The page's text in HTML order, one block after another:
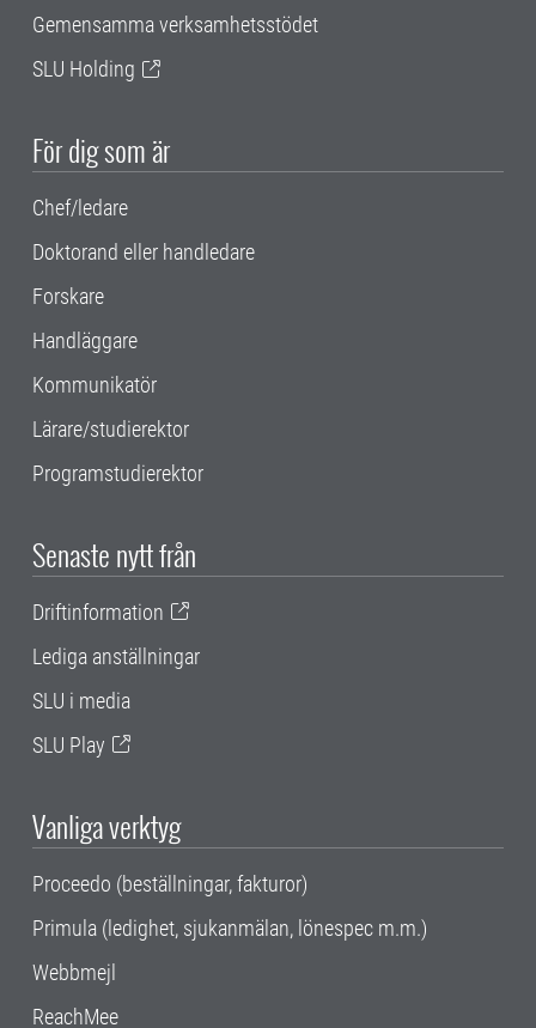
Gemensamma verksamhetsstödet
SLU Holding
För dig som är
Chef/ledare
Doktorand eller handledare
Forskare
Handläggare
Kommunikatör
Lärare/studierektor
Programstudierektor
Senaste nytt från
Driftinformation
Lediga anställningar
SLU i media
SLU Play
Vanliga verktyg
Proceedo (beställningar, fakturor)
Primula (ledighet, sjukanmälan, lönespec m.m.)
Webbmejl
ReachMee